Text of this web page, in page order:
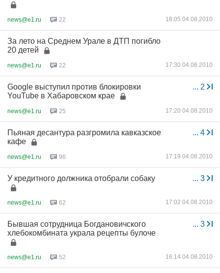
news@e1.ru 22 18:05 04.08.2010
За лето на Среднем Урале в ДТП погибло
20 детей
news@e1.ru 22 17:30 04.08.2010
... 2
Google выступил против блокировки
YouTube в Хабаровском крае
news@e1.ru 25 17:20 04.08.2010
... 4
Пьяная десантура разгромила кавказское
кафе
news@e1.ru 96 17:19 04.08.2010
... 3
У кредитного должника отобрали собаку
news@e1.ru 62 17:02 04.08.2010
... 3
Бывшая сотрудница Богдановичского
хлебокомбината украла рецепты булоче
news@e1.ru 52 16:14 04.08.2010